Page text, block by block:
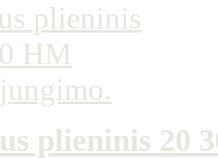
plieninis 20